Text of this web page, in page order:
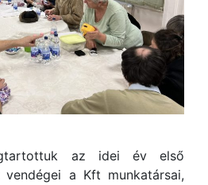
az idei év első
vendégei a Kft munkatársai,